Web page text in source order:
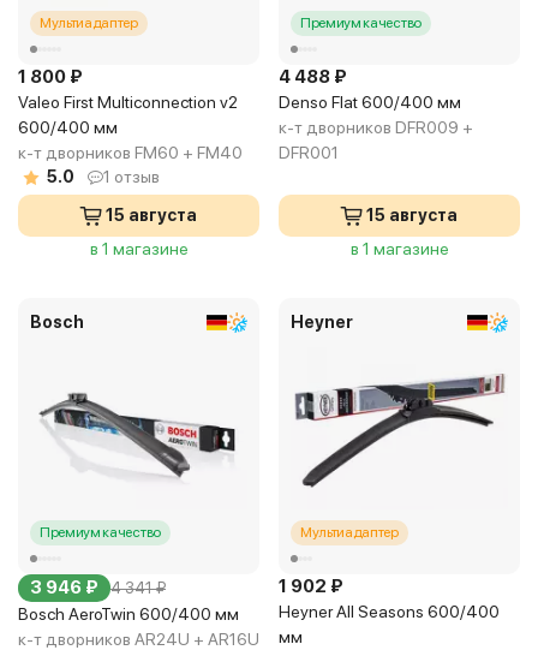
Мультиадаптер
1 800 ₽
Valeo First Multiconnection v2
600/400 мм
к-т дворников FM60 + FM40
5.0
1 отзыв
15 августа
в 1 магазине
Премиум качество
4 488 ₽
Denso Flat 600/400 мм
к-т дворников DFR009 +
DFR001
15 августа
в 1 магазине
Bosch
Премиум качество
3 946 ₽ 4 341 ₽
Bosch AeroTwin 600/400 мм
к-т дворников AR24U + AR16U
Heyner
Мультиадаптер
1 902 ₽
Heyner All Seasons 600/400
мм